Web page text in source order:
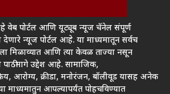
हे वेब पोर्टल आणि यूट्यूब न्यूज चॅनेल संपूर्ण
देणारे न्यूज पोर्टल आहे. या माध्यमातून सर्वच
मिळाव्यात आणि त्या केवळ ताज्या नसून
पाठीमागे उद्देश आहे. सामाजिक,
आरोग्य, क्रीडा, मनोरंजन, बॉलीवूड यासह अनेक
या माध्यमातुन आपल्यापर्यंत पोहचविण्यात